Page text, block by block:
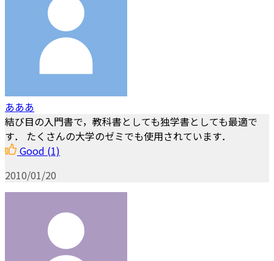
あああ
結び目の入門書で，教科書としても独学書としても最適で
す． たくさんの大学のゼミでも使用されています．
Good (1)
2010/01/20